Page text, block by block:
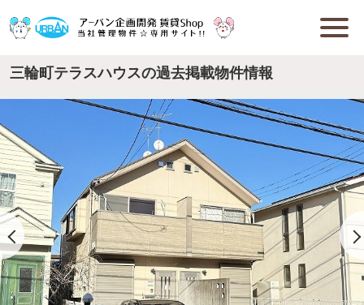
三輪町テラスハウスの過去掲載物件情報